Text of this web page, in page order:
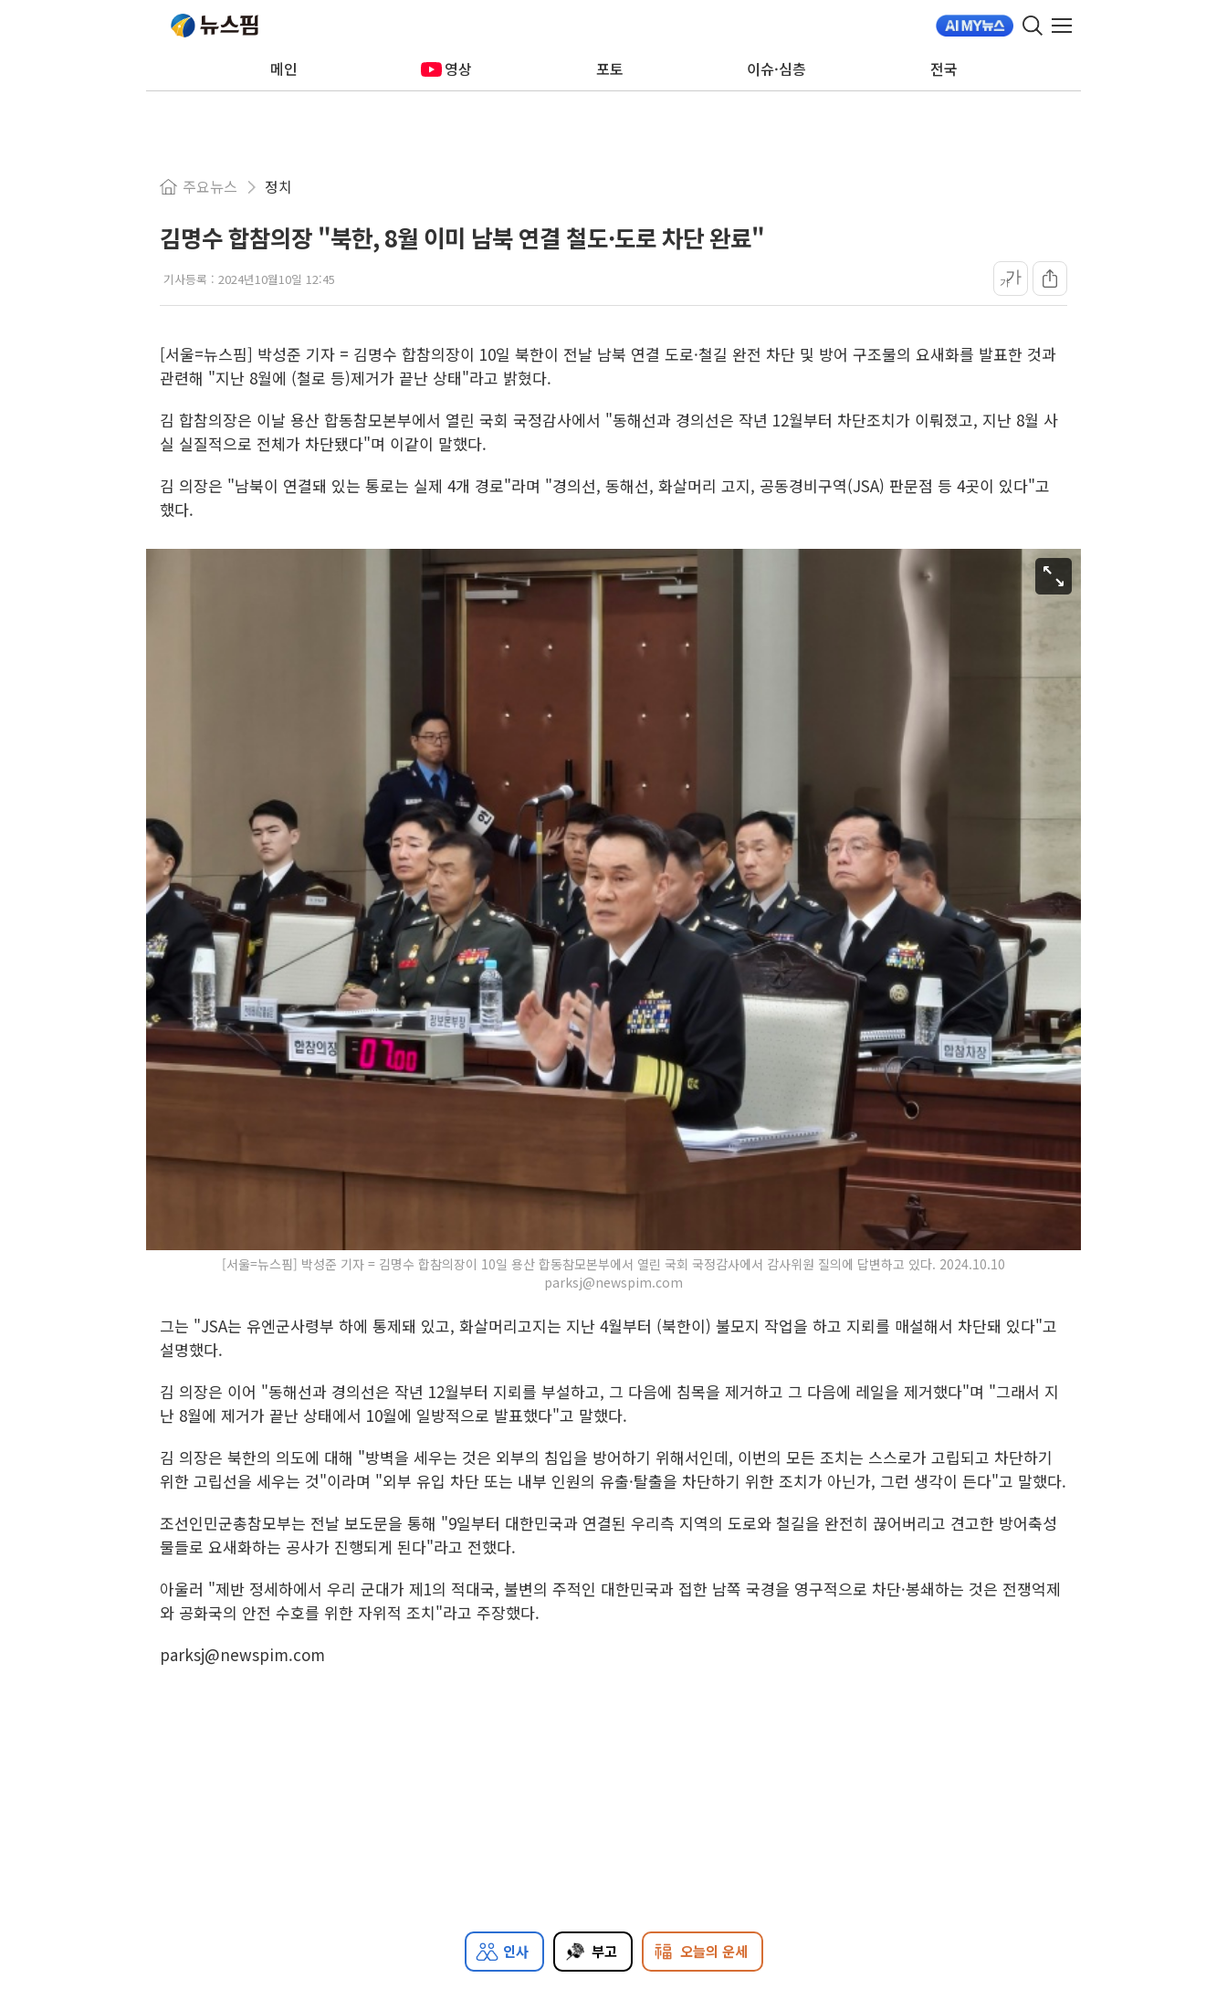
메인 영상 포토 이슈·심층 전국
주요뉴스 정치
김명수 합참의장 "북한, 8월 이미 남북 연결 철도·도로 차단 완료"
기사등록 : 2024년10월10일 12:45 가가
[서울=뉴스핌] 박성준 기자 = 김명수 합참의장이 10일 북한이 전날 남북 연결 도로·철길 완전 차단 및 방어 구조물의 요새화를 발표한 것과
관련해 "지난 8월에 (철로 등)제거가 끝난 상태"라고 밝혔다.
김 합참의장은 이날 용산 합동참모본부에서 열린 국회 국정감사에서 "동해선과 경의선은 작년 12월부터 차단조치가 이뤄졌고, 지난 8월 사
실 실질적으로 전체가 차단됐다"며 이같이 말했다.
김 의장은 "남북이 연결돼 있는 통로는 실제 4개 경로"라며 "경의선, 동해선, 화살머리 고지, 공동경비구역(JSA) 판문점 등 4곳이 있다"고
했다.
[서울=뉴스핌] 박성준 기자 = 김명수 합참의장이 10일 용산 합동참모본부에서 열린 국회 국정감사에서 감사위원 질의에 답변하고 있다. 2024.10.10
parksj@newspim.com
그는 "JSA는 유엔군사령부 하에 통제돼 있고, 화살머리고지는 지난 4월부터 (북한이) 불모지 작업을 하고 지뢰를 매설해서 차단돼 있다"고
설명했다.
김 의장은 이어 "동해선과 경의선은 작년 12월부터 지뢰를 부설하고, 그 다음에 침목을 제거하고 그 다음에 레일을 제거했다"며 "그래서 지
난 8월에 제거가 끝난 상태에서 10월에 일방적으로 발표했다"고 말했다.
김 의장은 북한의 의도에 대해 "방벽을 세우는 것은 외부의 침입을 방어하기 위해서인데, 이번의 모든 조치는 스스로가 고립되고 차단하기
위한 고립선을 세우는 것"이라며 "외부 유입 차단 또는 내부 인원의 유출·탈출을 차단하기 위한 조치가 아닌가, 그런 생각이 든다"고 말했다.
조선인민군총참모부는 전날 보도문을 통해 "9일부터 대한민국과 연결된 우리측 지역의 도로와 철길을 완전히 끊어버리고 견고한 방어축성
물들로 요새화하는 공사가 진행되게 된다"라고 전했다.
아울러 "제반 정세하에서 우리 군대가 제1의 적대국, 불변의 주적인 대한민국과 접한 남쪽 국경을 영구적으로 차단·봉쇄하는 것은 전쟁억제
와 공화국의 안전 수호를 위한 자위적 조치"라고 주장했다.
parksj@newspim.com
인사 부고 오늘의 운세